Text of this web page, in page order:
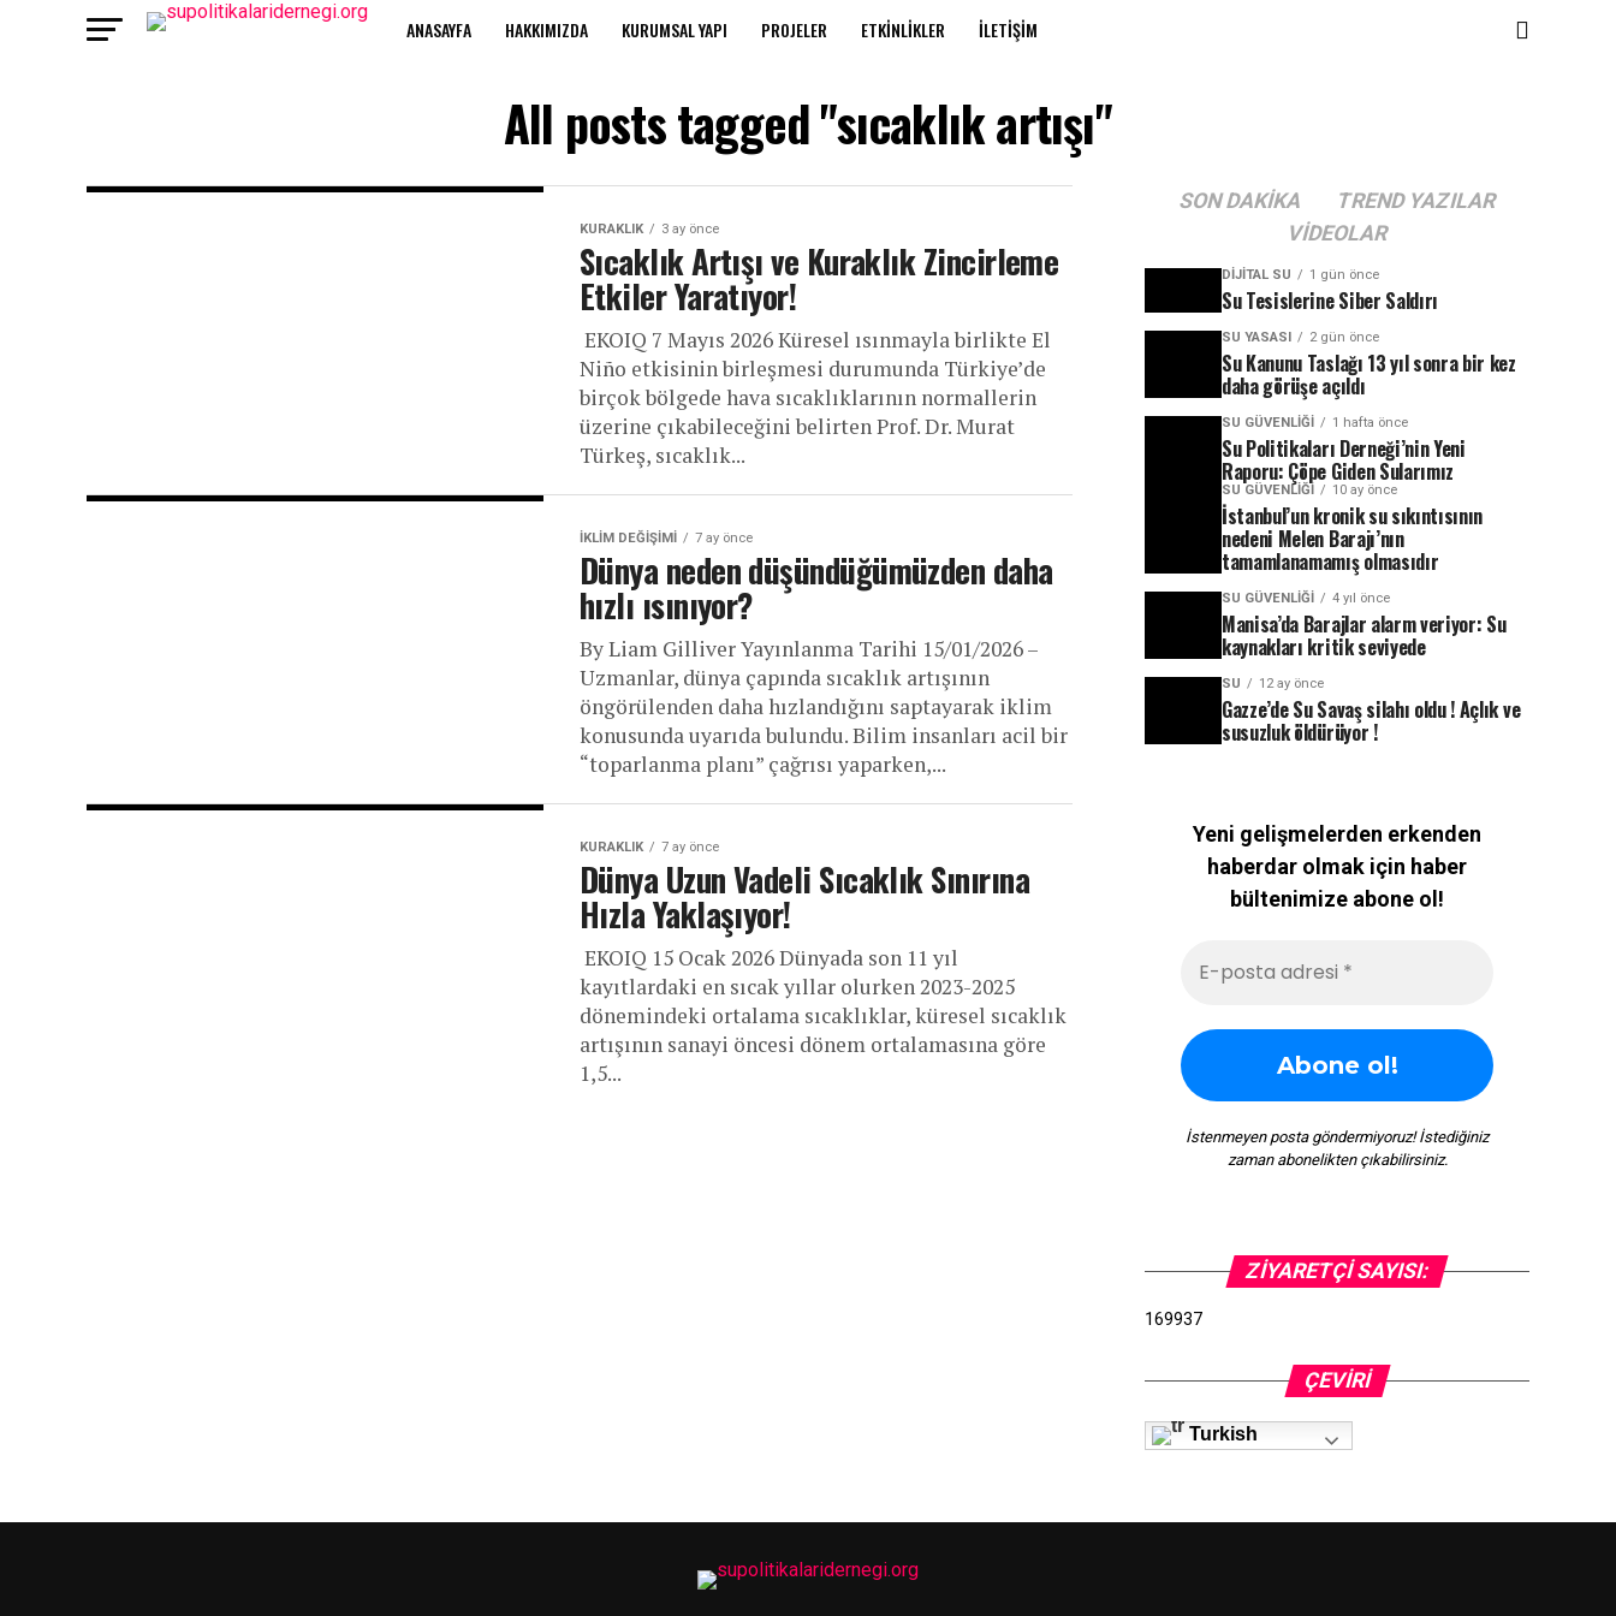
ANASAYFA HAKKIMIZDA KURUMSAL YAPI PROJELER ETKINLIKLER İLETIŞIM
All posts tagged "sıcaklık artışı"
KURAKLIK 3 ay önce
Sıcaklık Artışı ve Kuraklık Zincirleme
Etkiler Yaratıyor!
EKOIQ 7 Mayıs 2026 Küresel ısınmayla birlikte El
Niño etkisinin birleşmesi durumunda Türkiye’de
birçok bölgede hava sıcaklıklarının normallerin
üzerine çıkabileceğini belirten Prof. Dr. Murat
Türkeş, sıcaklık...
İKLIM DEĞIŞIMI 7 ay önce
Dünya neden düşündüğümüzden daha
hızlı ısınıyor?
By Liam Gilliver Yayınlanma Tarihi 15/01/2026 –
Uzmanlar, dünya çapında sıcaklık artışının
öngörülenden daha hızlandığını saptayarak iklim
konusunda uyarıda bulundu. Bilim insanları acil bir
“toparlanma planı” çağrısı yaparken,...
KURAKLIK 7 ay önce
Dünya Uzun Vadeli Sıcaklık Sınırına
Hızla Yaklaşıyor!
EKOIQ 15 Ocak 2026 Dünyada son 11 yıl
kayıtlardaki en sıcak yıllar olurken 2023-2025
dönemindeki ortalama sıcaklıklar, küresel sıcaklık
artışının sanayi öncesi dönem ortalamasına göre
1,5...
SON DAKIKA
TREND YAZILAR
VIDEOLAR
DIJITAL SU 1 gün önce
Su Tesislerine Siber Saldırı
SU YASASI 2 gün önce
Su Kanunu Taslağı 13 yıl sonra bir kez
daha görüşe açıldı
SU GÜVENLIĞI 1 hafta önce
Su Politikaları Derneği’nin Yeni
Raporu: Çöpe Giden Sularımız
SU GÜVENLIĞI 10 ay önce
İstanbul’un kronik su sıkıntısının
nedeni Melen Barajı’nın
tamamlanamamış olmasıdır
SU GÜVENLIĞI 4 yıl önce
Manisa’da Barajlar alarm veriyor: Su
kaynakları kritik seviyede
SU 12 ay önce
Gazze’de Su Savaş silahı oldu ! Açlık ve
susuzluk öldürüyor !
Yeni gelişmelerden erkenden
haberdar olmak için haber
bültenimize abone ol!
İstenmeyen posta göndermiyoruz! İstediğiniz
zaman abonelikten çıkabilirsiniz.
ZIYARETÇI SAYISI:
169937
ÇEVIRI
Turkish